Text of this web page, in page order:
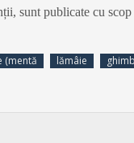
sunt publicate cu
(mentă lămâie